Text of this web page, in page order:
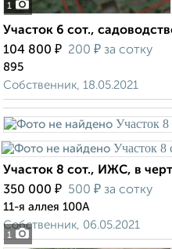
1
Участок 6 сот.,
104 800 ₽ 200 ₽ за сотку
895
Собственник, 18.05.2021
1
Участок 8 сот., ИЖС, в
350 000 ₽ 500 ₽ за сотку
11-я аллея 100А
Собственник, 06.05.2021